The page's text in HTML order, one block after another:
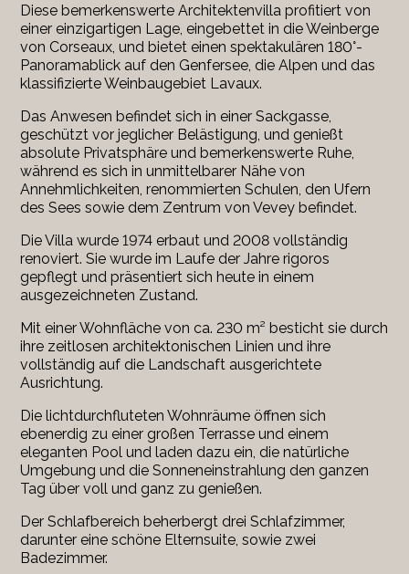
Diese bemerkenswerte Architektenvilla profitiert von
einer einzigartigen Lage, eingebettet in die Weinberge
von Corseaux, und bietet einen spektakulären 180°-
Panoramablick auf den Genfersee, die Alpen und das
klassifizierte Weinbaugebiet Lavaux.
Das Anwesen befindet sich in einer Sackgasse,
geschützt vor jeglicher Belästigung, und genießt
absolute Privatsphäre und bemerkenswerte Ruhe,
während es sich in unmittelbarer Nähe von
Annehmlichkeiten, renommierten Schulen, den Ufern
des Sees sowie dem Zentrum von Vevey befindet.
Die Villa wurde 1974 erbaut und 2008 vollständig
renoviert. Sie wurde im Laufe der Jahre rigoros
gepflegt und präsentiert sich heute in einem
ausgezeichneten Zustand.
Mit einer Wohnfläche von ca. 230 m² besticht sie durch
ihre zeitlosen architektonischen Linien und ihre
vollständig auf die Landschaft ausgerichtete
Ausrichtung.
Die lichtdurchfluteten Wohnräume öffnen sich
ebenerdig zu einer großen Terrasse und einem
eleganten Pool und laden dazu ein, die natürliche
Umgebung und die Sonneneinstrahlung den ganzen
Tag über voll und ganz zu genießen.
Der Schlafbereich beherbergt drei Schlafzimmer,
darunter eine schöne Elternsuite, sowie zwei
Badezimmer.